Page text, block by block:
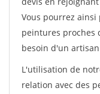
Vous pourrez ainsi
peintures proches
besoin d'un
L'utilisation de
relation avec des